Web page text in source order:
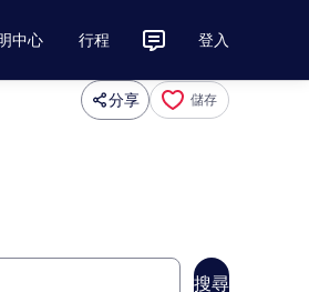
中心 行程 登入
分享 儲存
搜尋